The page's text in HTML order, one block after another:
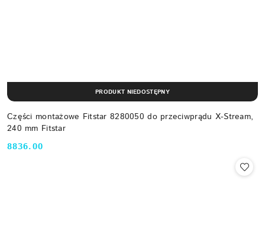
Części montażowe Fitstar 8280050 do przeciwprądu X-Stream,
240 mm Fitstar
Cena:
8836.00
PRODUKT NIEDOSTĘPNY